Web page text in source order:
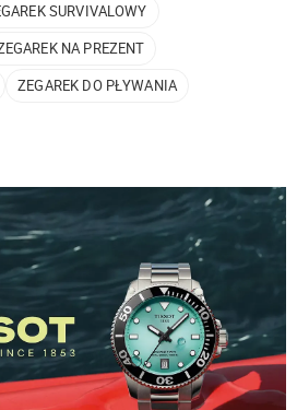
SURVIVALOWY
NA PREZENT
ZEGAREK DO PŁYWANIA